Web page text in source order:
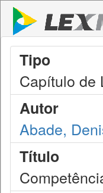
Tipo
Capítulo de
Autor
Abade,
Título